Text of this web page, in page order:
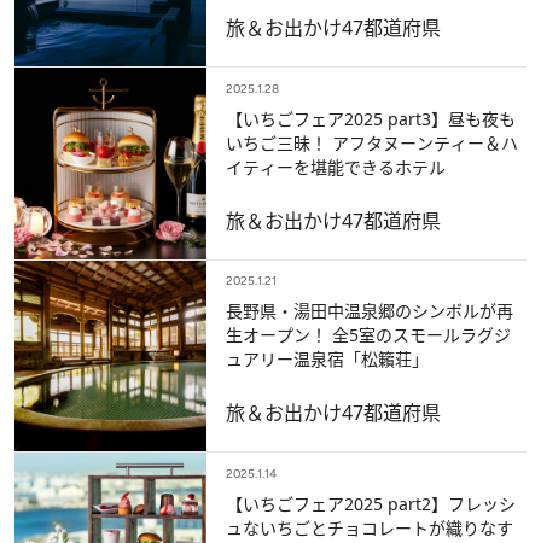
旅＆お出かけ47都道府県
2025.1.28
【いちごフェア2025 part3】昼も夜も
いちご三昧！ アフタヌーンティー＆ハ
イティーを堪能できるホテル
旅＆お出かけ47都道府県
2025.1.21
長野県・湯田中温泉郷のシンボルが再
生オープン！ 全5室のスモールラグジ
ュアリー温泉宿「松籟荘」
旅＆お出かけ47都道府県
2025.1.14
【いちごフェア2025 part2】フレッシ
ュないちごとチョコレートが織りなす